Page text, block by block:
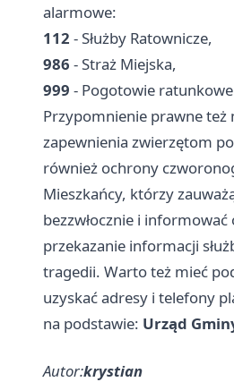
alarmowe:
112 - Służby Ratownicze,
986 - Straż Miejska,
999 - Pogotowie
Przypomnienie prawne też
zapewnienia zwierzętom
również ochrony
Mieszkańcy, którzy
bezzwłocznie i
przekazanie informacji
tragedii. Warto też mieć
uzyskać adresy i telefony
na podstawie: Urząd
Autor:krystian